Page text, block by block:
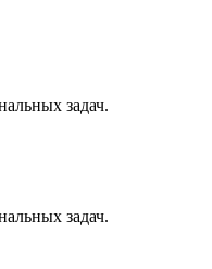
задач.
задач.